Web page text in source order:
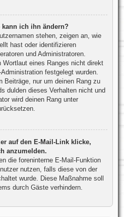
kann ich ihn ändern?
stehen, zeigen an, wie
hast oder identifizieren
und Administratoren.
Wortlaut eines Ranges nicht direkt
festgelegt wurden.
Beiträge, nur um deinen Rang zu
dulden dieses Verhalten nicht und
wird deinen Rang unter
auf den E-Mail-Link klicke,
anzumelden.
die foreninterne E-Mail-Funktion
nutzen, falls diese von der
wurde. Diese Maßnahme soll
durch Gäste verhindern.